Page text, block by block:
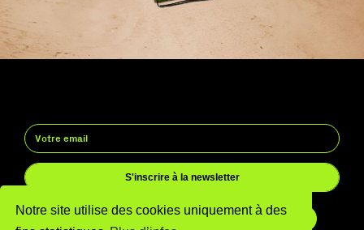
Notre site utilise des cookies uniquement à des
S'inscrire à la newsletter